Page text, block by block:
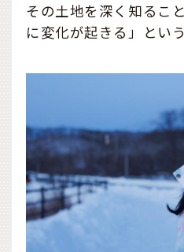
その土地を深く知るこ
に変化が起きる」とい